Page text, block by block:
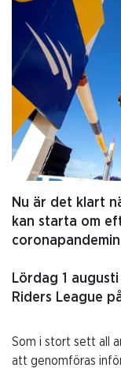
Nu är det klart
kan starta om
Lördag 1
Riders League
Som i stort sett all
att genomföras